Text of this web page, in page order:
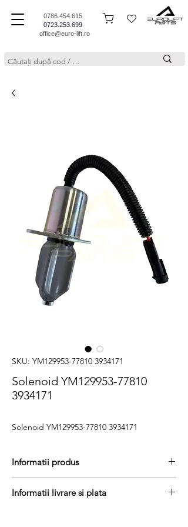
0786.454.615
0723.253.699
office@euro-lift.ro
SKU: YM129953-77810 3934171
Solenoid YM129953-77810
3934171
Solenoid YM129953-77810 3934171
Informatii produs
livrare
Informatii livrare si plata